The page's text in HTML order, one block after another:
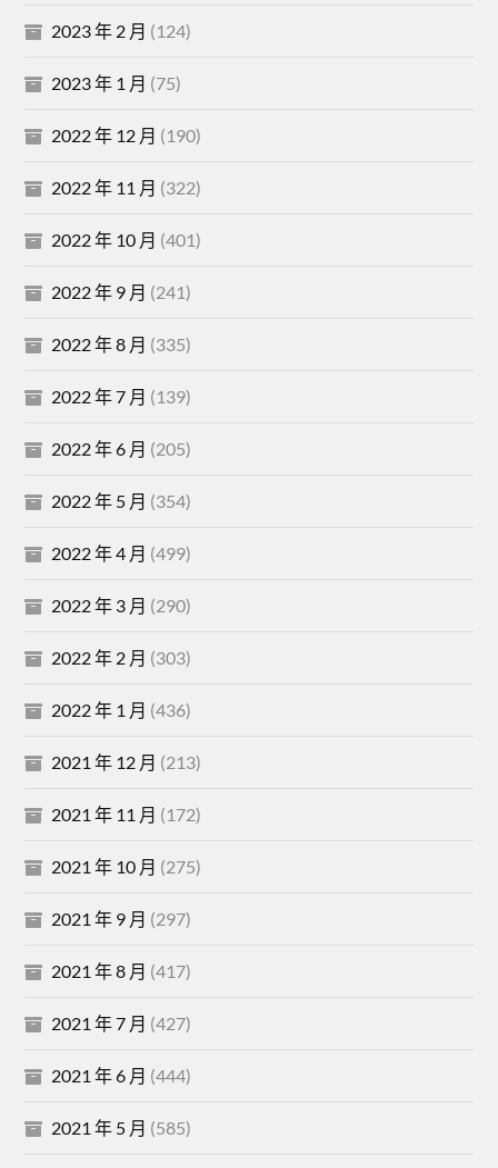
2023 年 2 月 (124)
2023 年 1 月 (75)
2022 年 12 月 (190)
2022 年 11 月 (322)
2022 年 10 月 (401)
2022 年 9 月 (241)
2022 年 8 月 (335)
2022 年 7 月 (139)
2022 年 6 月 (205)
2022 年 5 月 (354)
2022 年 4 月 (499)
2022 年 3 月 (290)
2022 年 2 月 (303)
2022 年 1 月 (436)
2021 年 12 月 (213)
2021 年 11 月 (172)
2021 年 10 月 (275)
2021 年 9 月 (297)
2021 年 8 月 (417)
2021 年 7 月 (427)
2021 年 6 月 (444)
2021 年 5 月 (585)